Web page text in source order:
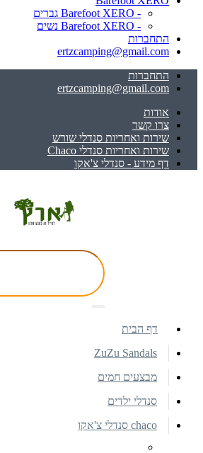
- Barefoot XERO גברים
- Barefoot XERO נשים
התחברות
ertzcamping@gmail.com
התחברות
ertzcamping@gmail.com
אודות
צרו קשר
שירות ואחריות סנדלי שורש
שירות ואחריות סנדלי Chaco
דף מידע - סנדלי צ'אקו
דף הבית
ZuZu Sandals
מבצעים חמים
סנדלי ילדים
chaco סנדלי צ'אקו